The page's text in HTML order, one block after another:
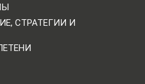
СТРАТЕГИИ И